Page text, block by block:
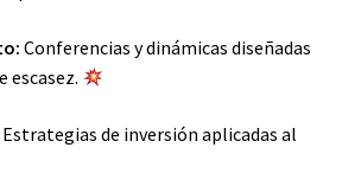
Conferencias y dinámicas diseñadas
escasez.
Estrategias de inversión aplicadas al